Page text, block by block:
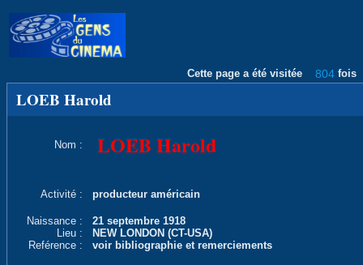
Cette page a été visitée 804 fois
LOEB Harold
Nom : LOEB Harold
Activité : producteur américain
Naissance :
21 septembre 1918
Lieu :
NEW LONDON (CT-USA)
Reférence :
voir bibliographie et remerciements